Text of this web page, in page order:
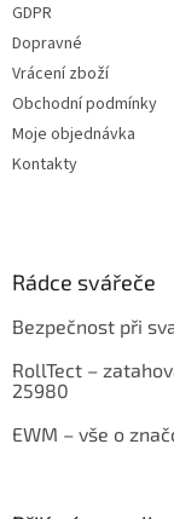
GDPR
Dopravné
Vrácení zboží
Obchodní podmínky
Moje objednávka
Kontakty
Rádce svářeče
Bezpečnost při
RollTect –
25980
EWM – vše o